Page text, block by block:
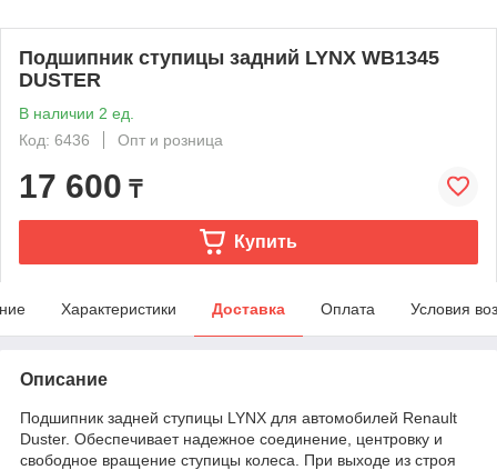
Подшипник ступицы задний LYNX WB1345
DUSTER
В наличии 2 ед.
Код: 6436
Опт и розница
17 600 ₸
Купить
Характеристики Доставка Оплата Условия
Описание
Подшипник задней ступицы LYNX для автомобилей Renault
Duster. Обеспечивает надежное соединение, центровку и
свободное вращение ступицы колеса. При выходе из строя